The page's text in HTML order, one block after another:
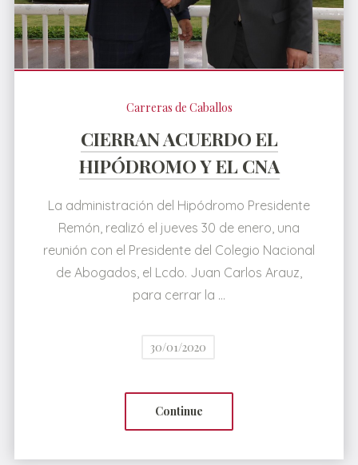
Carreras de Caballos
CIERRAN ACUERDO EL
HIPÓDROMO Y EL CNA
La administración del Hipódromo Presidente
Remón, realizó el jueves 30 de enero, una
reunión con el Presidente del Colegio Nacional
de Abogados, el Lcdo. Juan Carlos Arauz,
para cerrar la …
30/01/2020
Continue